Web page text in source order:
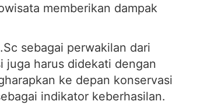
memberikan dampak
sebagai perwakilan dari
juga harus didekati dengan
ke depan konservasi
indikator keberhasilan.